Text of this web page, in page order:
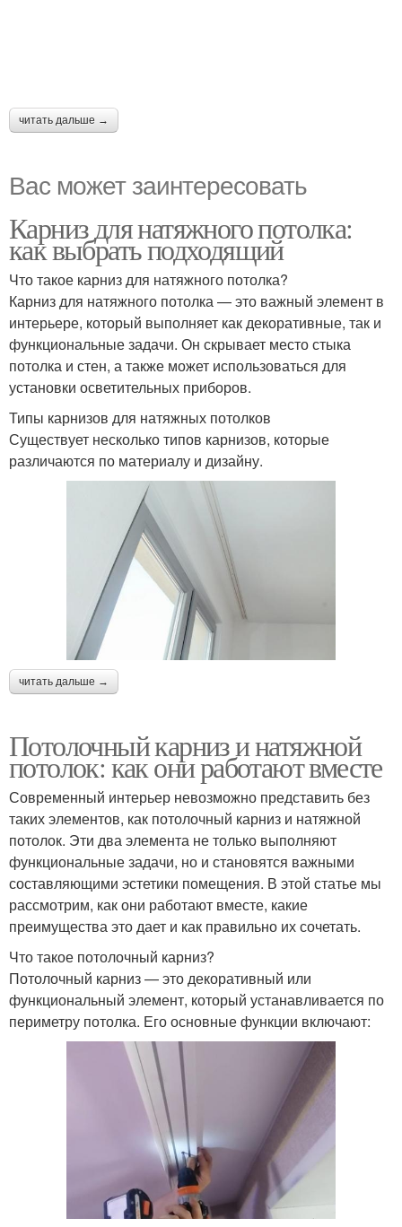
читать дальше →
Вас может заинтересовать
Карниз для натяжного потолка:
как выбрать подходящий
Что такое карниз для натяжного потолка?
Карниз для натяжного потолка — это важный элемент в
интерьере, который выполняет как декоративные, так и
функциональные задачи. Он скрывает место стыка
потолка и стен, а также может использоваться для
установки осветительных приборов.
Типы карнизов для натяжных потолков
Существует несколько типов карнизов, которые
различаются по материалу и дизайну.
читать дальше →
Потолочный карниз и натяжной
потолок: как они работают вместе
Современный интерьер невозможно представить без
таких элементов, как потолочный карниз и натяжной
потолок. Эти два элемента не только выполняют
функциональные задачи, но и становятся важными
составляющими эстетики помещения. В этой статье мы
рассмотрим, как они работают вместе, какие
преимущества это дает и как правильно их сочетать.
Что такое потолочный карниз?
Потолочный карниз — это декоративный или
функциональный элемент, который устанавливается по
периметру потолка. Его основные функции включают: